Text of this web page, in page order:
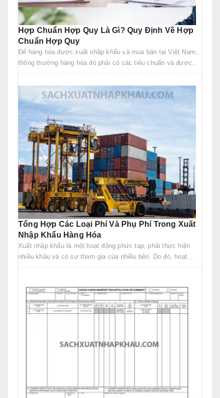
Hợp Chuẩn Hợp Quy Là Gì? Quy Định Về Hợp
Chuẩn Hợp Quy
Để hàng hóa được xuất nhập khẩu và mua bán tại Việt Nam,
thông thường hàng hóa đó phải có các tiêu chuẩn và được...
Tổng Hợp Các Loại Phí Và Phụ Phí Trong Xuất
Nhập Khẩu Hàng Hóa
Xuất nhập khẩu là một hoạt động phức tạp, phải thực hiện
nhiều khâu và có sự tham gia của nhiều bên. Do đó, hoạt...